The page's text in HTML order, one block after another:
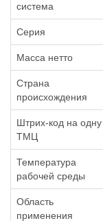
система
Серия
Масса нетто
Страна
происхождения
Штрих-код на одну
ТМЦ
Температура
рабочей среды
Область
применения